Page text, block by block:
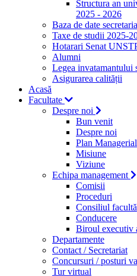
Structura an
2025 - 2026
Baza de date
Taxe de studii 2025-
Hotarari Senat
Alumni
Legea invatamantului
Asigurarea calității
Acasă
Facultate
Despre noi
Bun venit
Despre noi
Plan Managerial
Misiune
Viziune
Echipa management
Comisii
Proceduri
Consiliul
Conducere
Biroul executiv
Departamente
Contact / Secretariat
Concursuri / posturi
Tur virtual